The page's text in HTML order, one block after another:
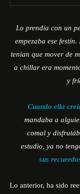
Lo prendía con un
empezaba ese
tenían que mover de
a chillar era
y
Cuando ella
mandaba a
comal y
estudio, ya no
sus
Lo anterior, ha sido